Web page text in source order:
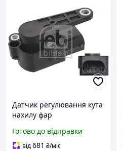
Датчик регулювання кута
нахилу фар
Готово до відправки
від681 ₴/міс